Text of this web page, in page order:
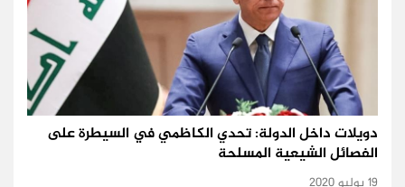
دويلات داخل الدولة: تحدي الكاظمي في السيطرة على
الفصائل الشيعية المسلحة